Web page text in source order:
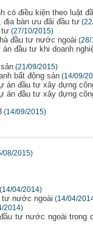
có điều kiện theo luật
địa bàn ưu đãi đầu tư
tư (27/10/2015)
đầu tư nước ngoài (28/
đầu tư khi doanh
(21/09/2015)
bất động sản (14/09/
án đầu tư xây dựng
án đầu tư xây dựng
(14/09/2015)
08/2015)
(14/04/2014)
tư nước ngoài (14/04/
2014)
tư nước ngoài trong